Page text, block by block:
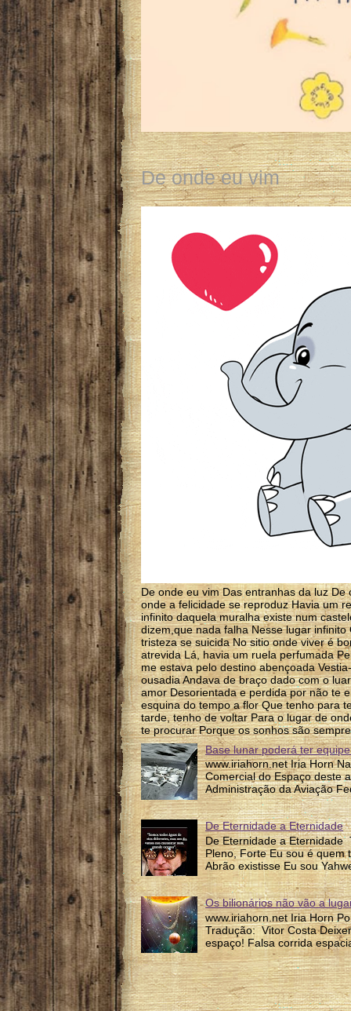
De onde eu vim
De onde eu vim Das entranhas da luz
onde a felicidade se reproduz Havia um
infinito daquela muralha existe num
dizem,que nada falha Nesse lugar
tristeza se suicida No sitio onde viver é
atrevida Lá, havia um ruela perfumada
me estava pelo destino abençoada
ousadia Andava de braço dado com o
amor Desorientada e perdida por não te
esquina do tempo a flor Que tenho para
tarde, tenho de voltar Para o lugar de
te procurar Porque os sonhos são
Base lunar poderá ter
www.iriahorn.net Iria Horn
Comercial do Espaço deste
Administração da Aviação
De Eternidade a Eternidade
De Eternidade a Eternidade
Pleno, Forte Eu sou é quem
Abrão existisse Eu sou
Os bilionários não vão a
www.iriahorn.net Iria Horn
Tradução: Vitor Costa
espaço! Falsa corrida